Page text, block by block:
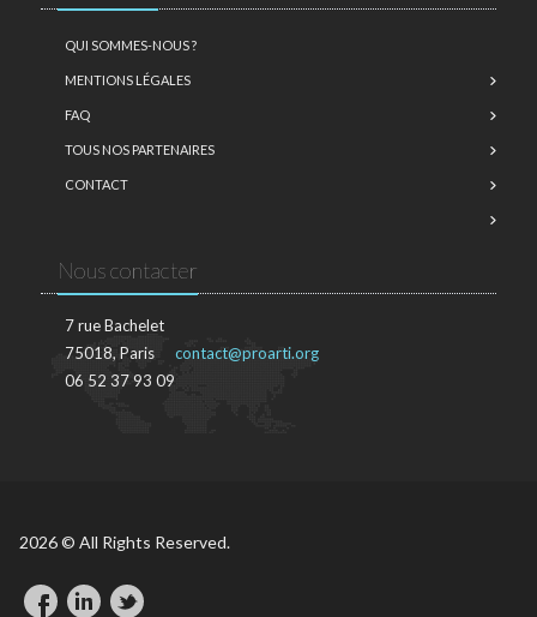
QUI SOMMES-NOUS ?
MENTIONS LÉGALES
FAQ
TOUS NOS PARTENAIRES
CONTACT
Nous contacter
7 rue Bachelet
75018, Paris
06 52 37 93 09
contact@proarti.org
2026 © All Rights Reserved.